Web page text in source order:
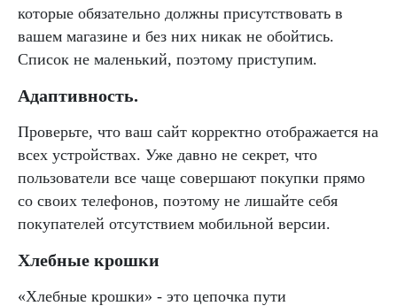
которые обязательно должны присутствовать в
вашем магазине и без них никак не обойтись.
Список не маленький, поэтому приступим.
Адаптивность.
Проверьте, что ваш сайт корректно отображается на
всех устройствах. Уже давно не секрет, что
пользователи все чаще совершают покупки прямо
со своих телефонов, поэтому не лишайте себя
покупателей отсутствием мобильной версии.
Хлебные крошки
«Хлебные крошки» - это цепочка пути